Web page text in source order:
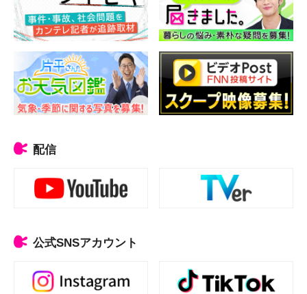
配信
公式SNSアカウント